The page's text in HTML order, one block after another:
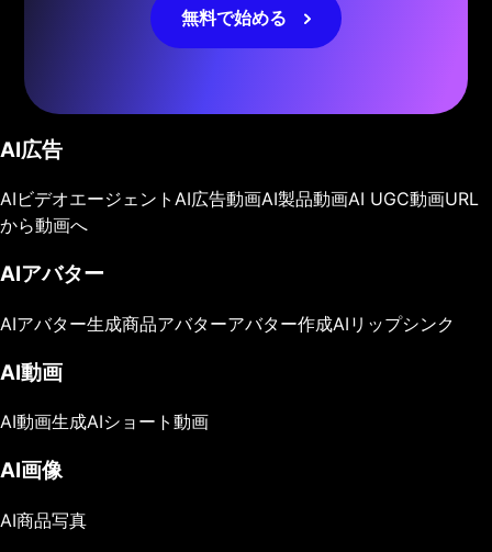
無料で始める
AI広告
AIビデオエージェント AI広告動画AI製品動画AI UGC動画URL
から動画へ
AIアバター
AIアバター生成商品アバターアバター作成AIリップシンク
AI動画
AI動画生成AIショート動画
AI画像
AI商品写真